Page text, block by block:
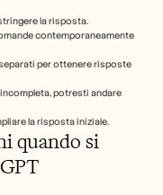
la risposta.
contemporaneamente
per ottenere risposte
potresti andare
la risposta iniziale.
quando si